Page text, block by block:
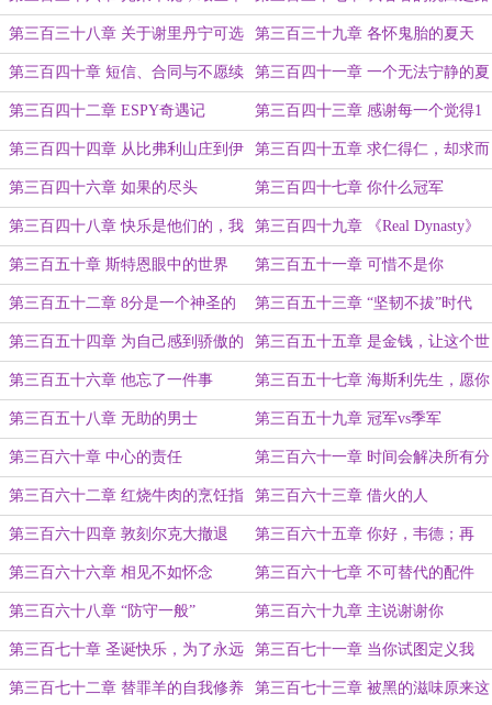
溜啊
第三百三十八章 关于谢里丹宁可选
伊莱也不选勒布朗这件事
第三百三十九章 各怀鬼胎的夏天
第三百四十章 短信、合同与不愿续
约的人
第三百四十一章 一个无法宁静的夏
天
第三百四十二章 ESPY奇遇记 第三百四十三章 感谢每一个觉得1
大于0的人
第三百四十四章 从比弗利山庄到伊
斯坦布尔
第三百四十五章 求仁得仁，却求而
不得
第三百四十六章 如果的尽头 第三百四十七章 你什么冠军
第三百四十八章 快乐是他们的，我
什么都没有
第三百四十九章 《Real Dynasty》
第三百五十章 斯特恩眼中的世界 第三百五十一章 可惜不是你
第三百五十二章 8分是一个神圣的
数字
第三百五十三章 “坚韧不拔”时代
第三百五十四章 为自己感到骄傲的
凯文·普里查德
第三百五十五章 是金钱，让这个世
界转动
第三百五十六章 他忘了一件事 第三百五十七章 海斯利先生，愿你
长寿
第三百五十八章 无助的男士 第三百五十九章 冠军vs季军
第三百六十章 中心的责任 第三百六十一章 时间会解决所有分
歧（吗）
第三百六十二章 红烧牛肉的烹饪指
南
第三百六十三章 借火的人
第三百六十四章 敦刻尔克大撤退 第三百六十五章 你好，韦德；再
见，Bron
第三百六十六章 相见不如怀念 第三百六十七章 不可替代的配件
第三百六十八章 “防守一般” 第三百六十九章 主说谢谢你
第三百七十章 圣诞快乐，为了永远
不会被没收的录像带
第三百七十一章 当你试图定义我
第三百七十二章 替罪羊的自我修养 第三百七十三章 被黑的滋味原来这